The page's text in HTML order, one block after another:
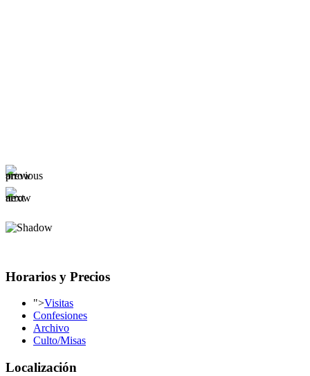
Horarios y Precios
">Visitas
Confesiones
Archivo
Culto/Misas
Localización